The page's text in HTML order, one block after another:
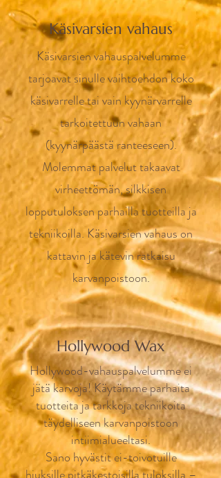
Käsivarsien vahaus
Käsivarsien vahauspalvelumme
tarjoavat sinulle vaihtoehdon koko
käsivarrelle tai vain kyynärvarrelle
tarkoitettuun vahaan
(kyynärpäästä ranteeseen).
Molemmat palvelut takaavat
virheettömän, silkkisen
lopputuloksen parhailla tuotteilla ja
tekniikoilla. Käsivarsien vahaus on
kattavin ja kätevin ratkaisu
karvanpoistoon.
Hollywood Wax
Hollywood-vahauspalvelumme ei
jätä karvoja! Käytämme parhaita
tuotteita ja tarkkoja tekniikoita
täydelliseen karvanpoistoon
intiimialueeltasi.
Sano hyvästit ei-toivotuille